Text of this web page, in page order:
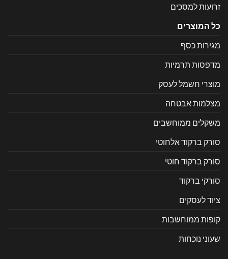
זרועות למסכים
כל המוצרים
מגירות כסף
מדפסות תרמיות
מוצרי חשמל לעסק
מצלמות אבטחה
משקלים ממוחשבים
סורק ברקוד אלחוטי
סורק ברקוד חוטי
סורקי ברקוד
ציוד לעסקים
קופות ממוחשבות
שעוני נוכחות